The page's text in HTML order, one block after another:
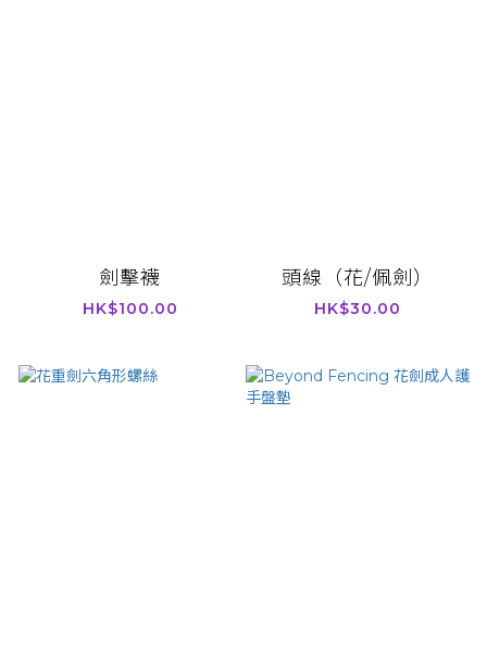
劍擊襪
HK$100.00
頭線（花/佩劍）
HK$30.00